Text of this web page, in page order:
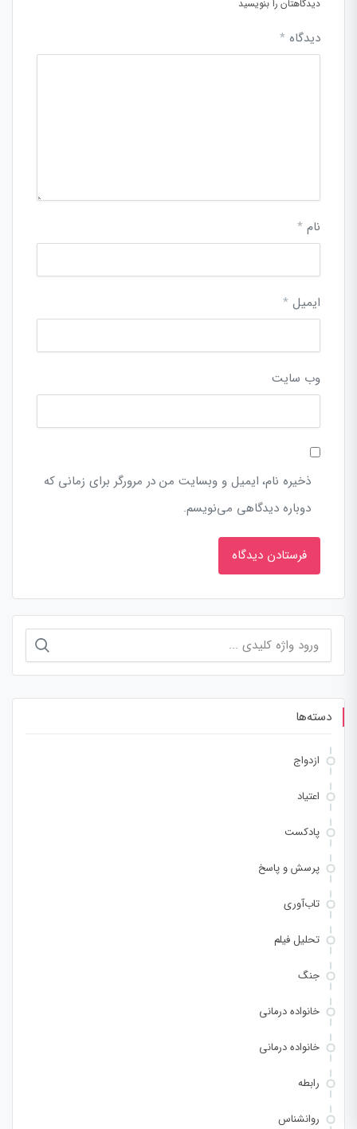
دیدگاهتان را بنویسید
دیدگاه *
نام *
ایمیل *
وب‌ سایت
ذخیره نام، ایمیل و وبسایت من در مرورگر برای زمانی که
دوباره دیدگاهی می‌نویسم.
جستجو
برای:
دسته‌ها
ازدواج
اعتیاد
پادکست
پرسش و پاسخ
تاب‌آوری
تحلیل فیلم
جنگ
خانواده درمانی
خانواده درمانی
رابطه
روانشناس